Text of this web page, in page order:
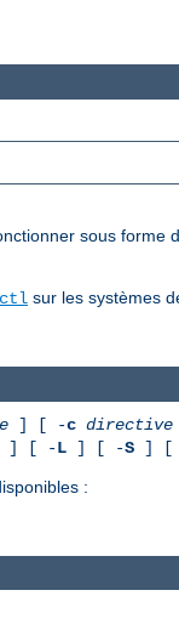
sous
sur les systèmes
] [ -c directive
] [ -L ] [ -S ] [
: